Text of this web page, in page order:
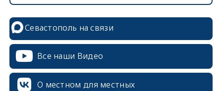
Севастополь на связи
Все наши Видео
О местном для местных